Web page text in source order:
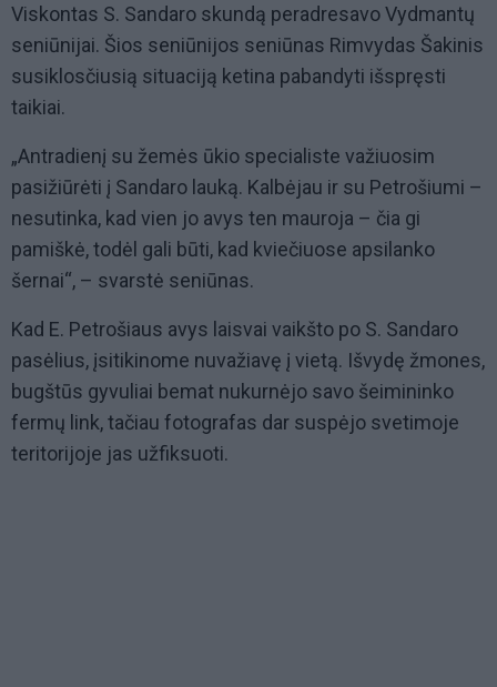
Viskontas S. Sandaro skundą peradresavo Vydmantų
seniūnijai. Šios seniūnijos seniūnas Rimvydas Šakinis
susiklosčiusią situaciją ketina pabandyti išspręsti
taikiai.
„Antradienį su žemės ūkio specialiste važiuosim
pasižiūrėti į Sandaro lauką. Kalbėjau ir su Petrošiumi –
nesutinka, kad vien jo avys ten mauroja – čia gi
pamiškė, todėl gali būti, kad kviečiuose apsilanko
šernai“, – svarstė seniūnas.
Kad E. Petrošiaus avys laisvai vaikšto po S. Sandaro
pasėlius, įsitikinome nuvažiavę į vietą. Išvydę žmones,
bugštūs gyvuliai bemat nukurnėjo savo šeimininko
fermų link, tačiau fotografas dar suspėjo svetimoje
teritorijoje jas užfiksuoti.